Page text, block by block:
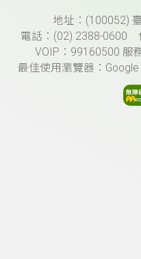
頁尾資訊地址：(100052)
電話：(02) 2388-0600
VOIP：99160500 服
最佳使用瀏覽器：